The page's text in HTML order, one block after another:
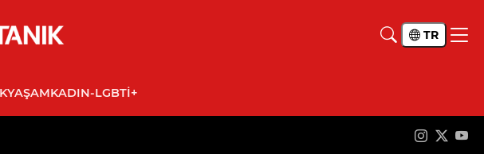
TR
YAŞAMKADIN-LGBTİ+